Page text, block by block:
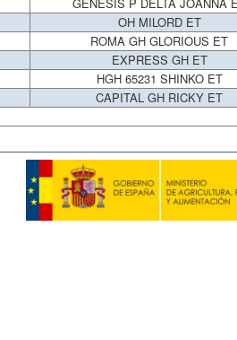
OH MILORD ET
ROMA GH GLORIOUS ET
EXPRESS GH ET
HGH 65231 SHINKO ET
CAPITAL GH RICKY ET